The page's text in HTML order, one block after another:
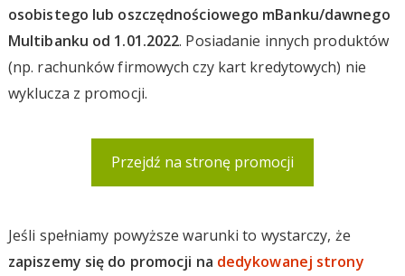
osobistego lub oszczędnościowego mBanku/dawnego
Multibanku od 1.01.2022. Posiadanie innych produktów
(np. rachunków firmowych czy kart kredytowych) nie
wyklucza z promocji.
Przejdź na stronę promocji
Jeśli spełniamy powyższe warunki to wystarczy, że
zapiszemy się do promocji na dedykowanej strony